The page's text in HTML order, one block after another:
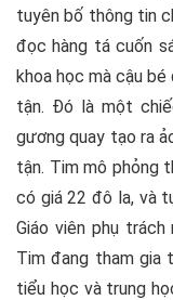
tuyên bố thông tin
đọc hàng tá cuốn
khoa học mà cậu
tận. Đó là một
gương quay tạo ra
tận. Tim mô phỏng
có giá 22 đô la, và
Giáo viên phụ
Tim đang tham gia
tiểu học và trung